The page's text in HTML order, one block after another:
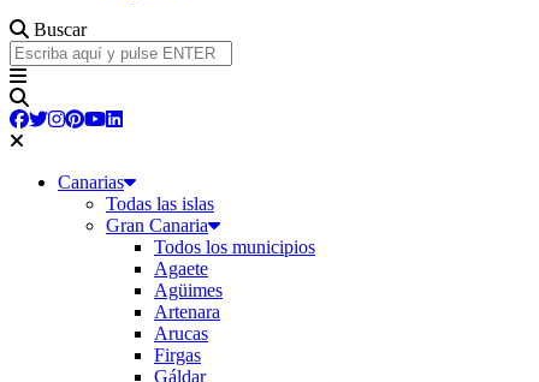
Buscar
Canarias
Todas las islas
Gran Canaria
Todos los municipios
Agaete
Agüimes
Artenara
Arucas
Firgas
Gáldar